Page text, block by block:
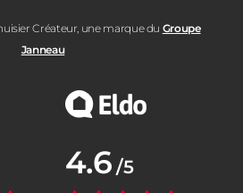
Créateur, une marque du Groupe
Janneau
Note moyenne :
4.6 /5